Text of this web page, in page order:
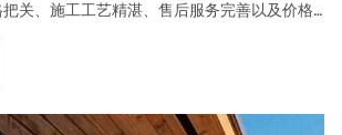
关、施工工艺精湛、售后服务完善以及价格